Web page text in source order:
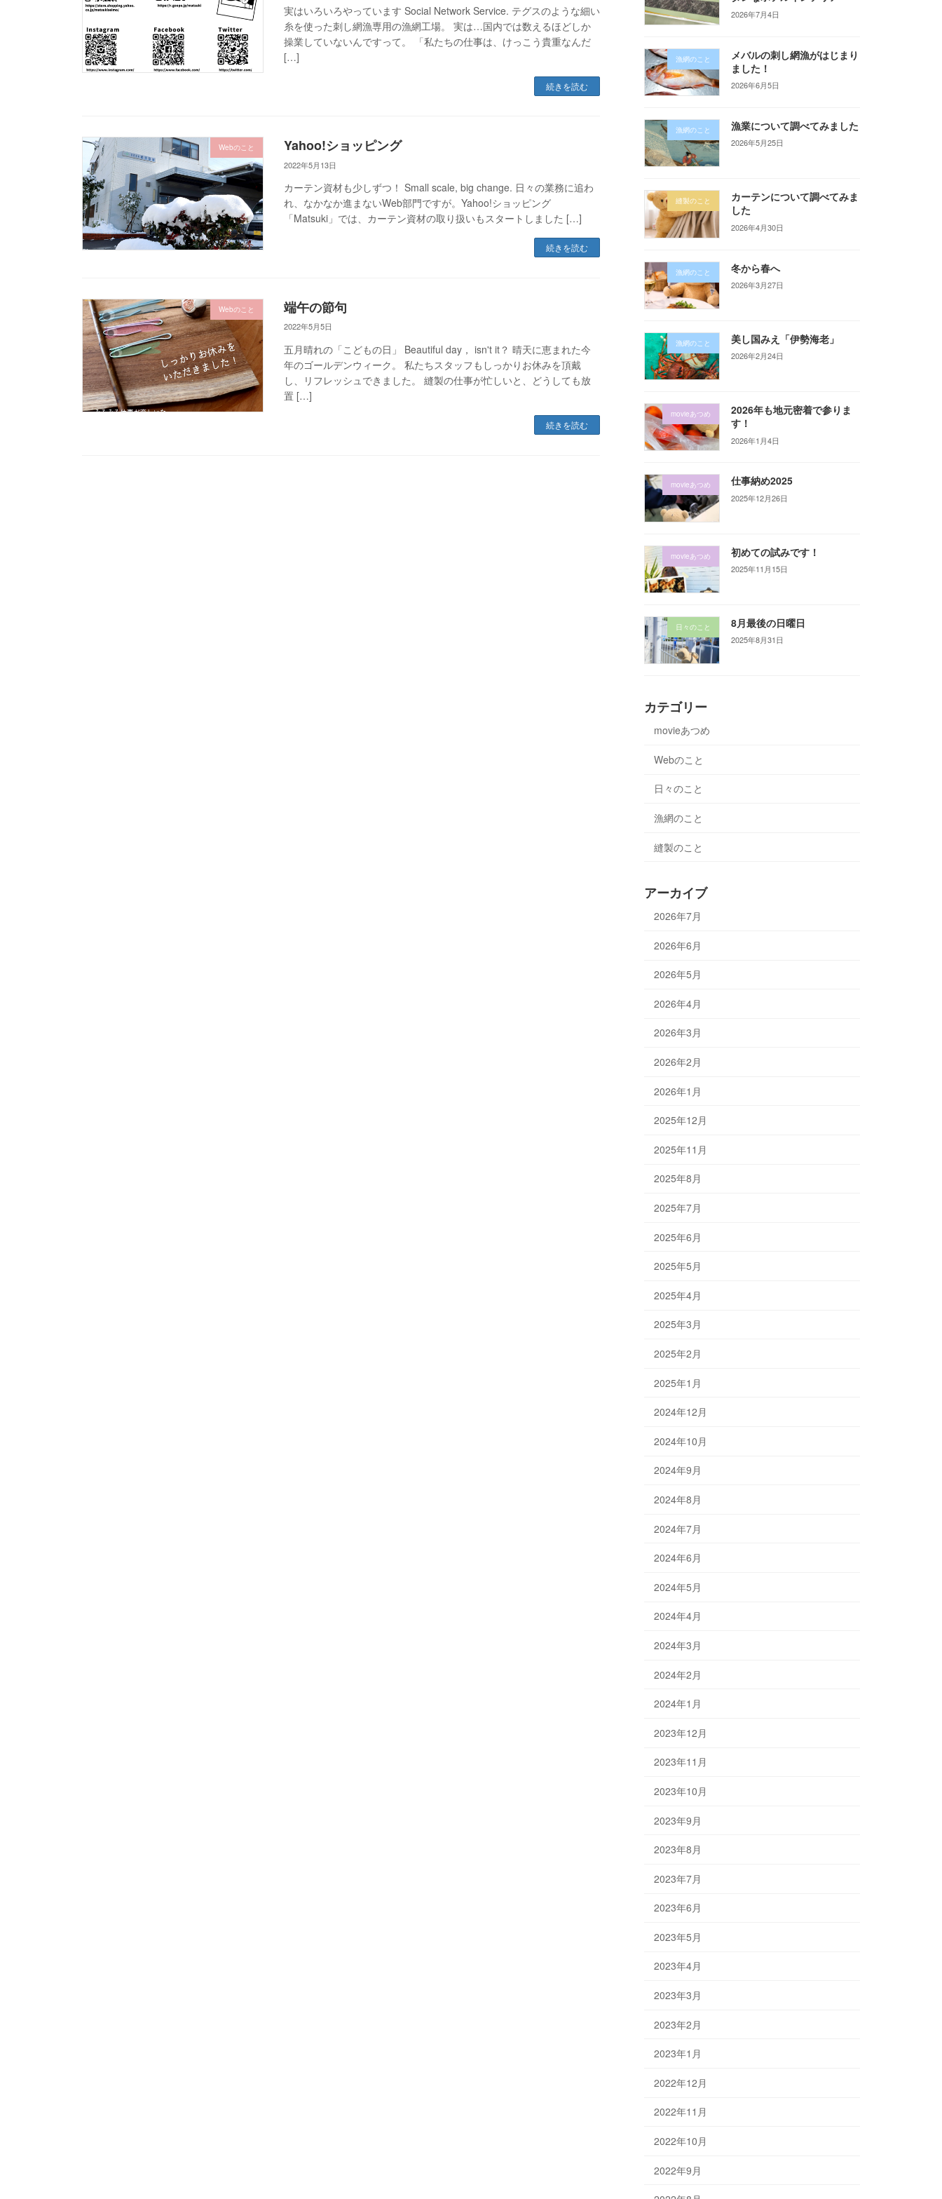
実はいろいろやっています Social Network Service. テグスのような細い
糸を使った刺し網漁専用の漁網工場。 実は…国内では数えるほどしか
操業していないんですって。 「私たちの仕事は、けっこう貴重なんだ
[…]
続きを読む
Webのこと Yahoo!ショッピング
2022年5月13日
カーテン資材も少しずつ！ Small scale, big change. 日々の業務に追わ
れ、なかなか進まないWeb部門ですが。Yahoo!ショッピング
「Matsuki」では、カーテン資材の取り扱いもスタートしました […]
続きを読む
Webのこと 端午の節句
2022年5月5日
五月晴れの「こどもの日」 Beautiful day， isn't it？ 晴天に恵まれた今
年のゴールデンウィーク。 私たちスタッフもしっかりお休みを頂戴
し、リフレッシュできました。 縫製の仕事が忙しいと、どうしても放
置 […]
続きを読む
2026年7月4日
漁網のこと
メバルの刺し網漁がはじまり
ました！
2026年6月5日
漁網のこと 漁業について調べてみました
2026年5月25日
縫製のこと
カーテンについて調べてみま
した
2026年4月30日
漁網のこと 冬から春へ
2026年3月27日
漁網のこと 美し国みえ「伊勢海老」
2026年2月24日
movieあつめ
2026年も地元密着で参りま
す！
2026年1月4日
movieあつめ 仕事納め2025
2025年12月26日
movieあつめ 初めての試みです！
2025年11月15日
日々のこと 8月最後の日曜日
2025年8月31日
カテゴリー
movieあつめ
Webのこと
日々のこと
漁網のこと
縫製のこと
アーカイブ
2026年7月
2026年6月
2026年5月
2026年4月
2026年3月
2026年2月
2026年1月
2025年12月
2025年11月
2025年8月
2025年7月
2025年6月
2025年5月
2025年4月
2025年3月
2025年2月
2025年1月
2024年12月
2024年10月
2024年9月
2024年8月
2024年7月
2024年6月
2024年5月
2024年4月
2024年3月
2024年2月
2024年1月
2023年12月
2023年11月
2023年10月
2023年9月
2023年8月
2023年7月
2023年6月
2023年5月
2023年4月
2023年3月
2023年2月
2023年1月
2022年12月
2022年11月
2022年10月
2022年9月